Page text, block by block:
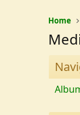
Home